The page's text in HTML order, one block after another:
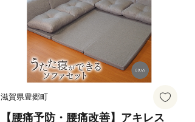
滋賀県豊郷町
【腰痛予防・腰痛改善】アキレス